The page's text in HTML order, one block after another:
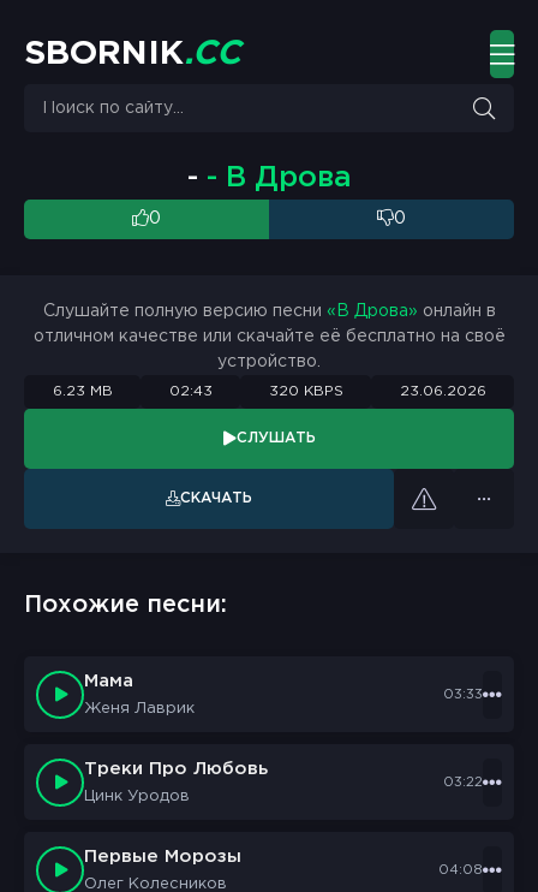
S BO R N K.CC
- - В Дрова
0 0
Слушайте полную версию песни «В Дрова» онлайн в
отличном качестве или скачайте её бесплатно на своё
устройство.
6.23 MB 02:43 320 KBPS 23.06.2026
СЛУШАТЬ
СКАЧАТЬ
Похожие песни:
Мама
Женя Лаврик
03:33
Треки Про Любовь
Цинк Уродов
03:22
Первые Морозы
Олег Колесников
04:08